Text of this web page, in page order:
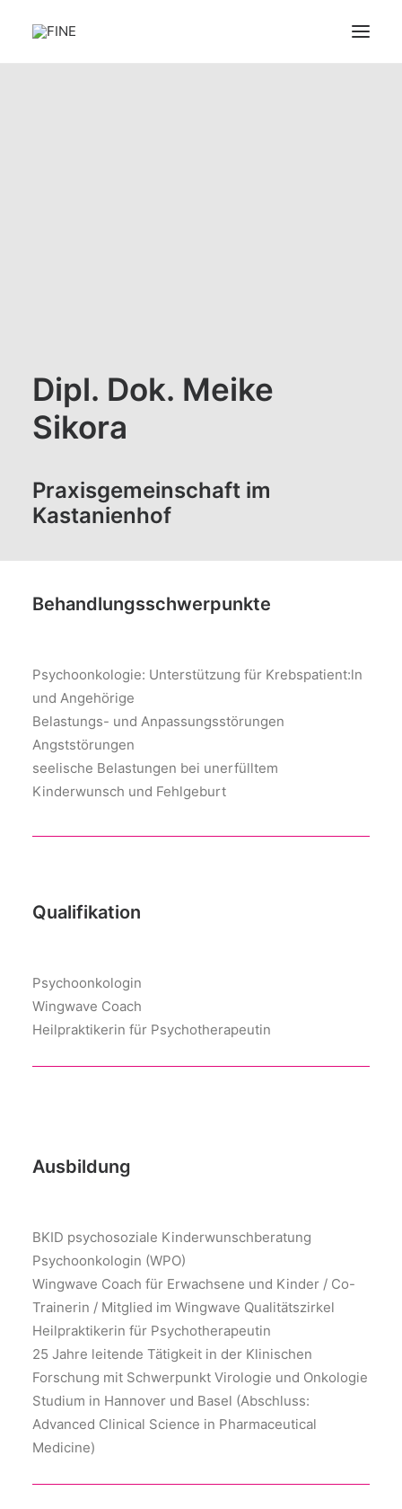
Dipl. Dok. Meike
Sikora
Praxisgemeinschaft im
Kastanienhof
Behandlungsschwerpunkte
Psychoonkologie: Unterstützung für Krebspatient:ln
und Angehörige
Belastungs- und Anpassungsstörungen
Angststörungen
seelische Belastungen bei unerfülltem
Kinderwunsch und Fehlgeburt
Qualifikation
Psychoonkologin
Wingwave Coach
Heilpraktikerin für Psychotherapeutin
Ausbildung
BKID psychosoziale Kinderwunschberatung
Psychoonkologin (WPO)
Wingwave Coach für Erwachsene und Kinder / Co-
Trainerin / Mitglied im Wingwave Qualitätszirkel
Heilpraktikerin für Psychotherapeutin
25 Jahre leitende Tätigkeit in der Klinischen
Forschung mit Schwerpunkt Virologie und Onkologie
Studium in Hannover und Basel (Abschluss:
Advanced Clinical Science in Pharmaceutical
Medicine)